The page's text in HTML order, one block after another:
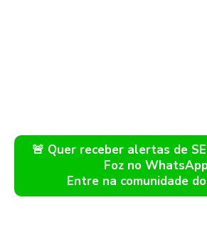
🚨 Quer receber alertas de
Foz no
Entre na comunidade